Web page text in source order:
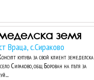
земя
Враца, с.Сираково
купува за свой клиент земеделска
Сираково, общ Борован на пътя за